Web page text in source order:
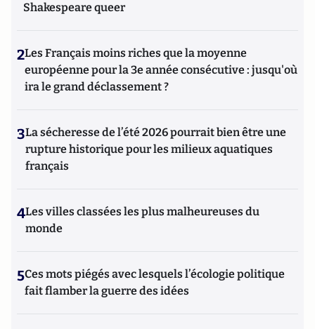
Shakespeare queer
2Les Français moins riches que la moyenne
européenne pour la 3e année consécutive : jusqu'où
ira le grand déclassement ?
3La sécheresse de l’été 2026 pourrait bien être une
rupture historique pour les milieux aquatiques
français
4Les villes classées les plus malheureuses du
monde
5Ces mots piégés avec lesquels l’écologie politique
fait flamber la guerre des idées